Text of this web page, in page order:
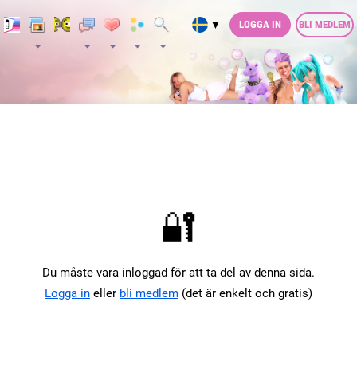
▼ LOGGA IN BLI MEDLEM
🔐
Du måste vara inloggad för att ta del av denna sida.
Logga in eller bli medlem (det är enkelt och gratis)